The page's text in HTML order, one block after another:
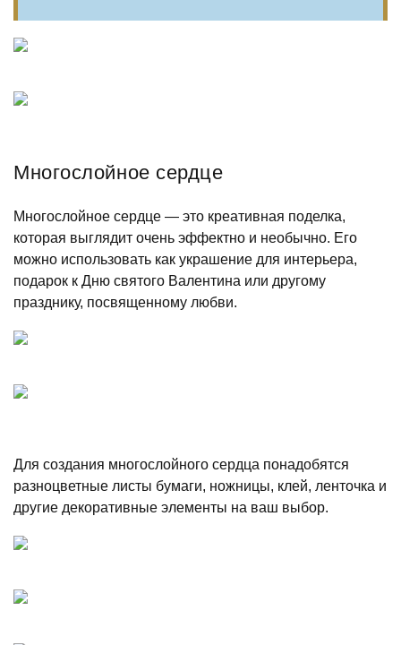
Многослойное сердце
Многослойное сердце — это креативная поделка,
которая выглядит очень эффектно и необычно. Его
можно использовать как украшение для интерьера,
подарок к Дню святого Валентина или другому
празднику, посвященному любви.
Для создания многослойного сердца понадобятся
разноцветные листы бумаги, ножницы, клей, ленточка и
другие декоративные элементы на ваш выбор.